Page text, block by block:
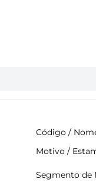
Código /
Motivo /
Segmento de